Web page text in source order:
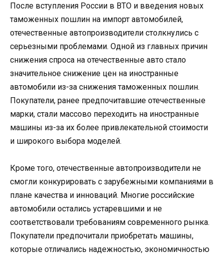
После вступления России в ВТО и введения новых
таможенных пошлин на импорт автомобилей,
отечественные автопроизводители столкнулись с
серьезными проблемами. Одной из главных причин
снижения спроса на отечественные авто стало
значительное снижение цен на иностранные
автомобили из-за снижения таможенных пошлин.
Покупатели, ранее предпочитавшие отечественные
марки, стали массово переходить на иностранные
машины из-за их более привлекательной стоимости
и широкого выбора моделей.
Кроме того, отечественные автопроизводители не
смогли конкурировать с зарубежными компаниями в
плане качества и инноваций. Многие российские
автомобили остались устаревшими и не
соответствовали требованиям современного рынка.
Покупатели предпочитали приобретать машины,
которые отличались надежностью, экономичностью